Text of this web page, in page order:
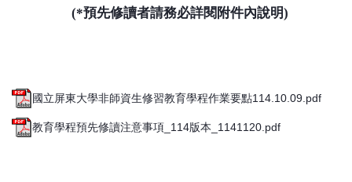
(*預先修讀者請務必詳閱附件內說明)
國立屏東大學非師資生修習教育學程作業要點114.10.09.pdf
教育學程預先修讀注意事項_114版本_1141120.pdf